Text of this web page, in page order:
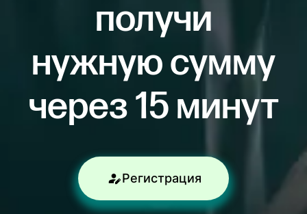
получи
нужную сумму
через 15 минут
Регистрация